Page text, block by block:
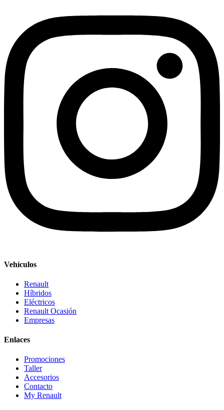
Vehículos
Renault
Híbridos
Eléctricos
Renault Ocasión
Empresas
Enlaces
Promociones
Taller
Accesorios
Contacto
My Renault